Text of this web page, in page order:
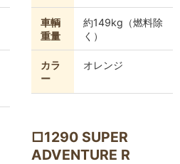
車輌
重量
約149kg（燃料除
く）
カラ
ー
オレンジ
□1290 SUPER
ADVENTURE R